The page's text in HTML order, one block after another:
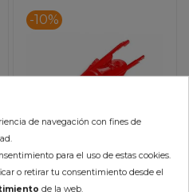
-10%
Guardabarros Trasero UFO
de navegación con fines de
para el uso de estas cookies.
o retirar tu consentimiento desde el
de la web.